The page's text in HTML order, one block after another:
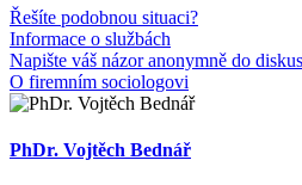
Řešíte podobnou situaci?
Informace o službách
Napište váš názor anonymně do
O firemním sociologovi
PhDr. Vojtěch Bednář